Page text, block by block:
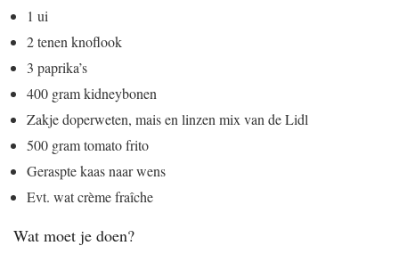
1 ui
2 tenen knoflook
3 paprika’s
400 gram kidneybonen
Zakje doperweten, mais en linzen mix van de Lidl
500 gram tomato frito
Geraspte kaas naar wens
Evt. wat crème fraîche
Wat moet je doen?